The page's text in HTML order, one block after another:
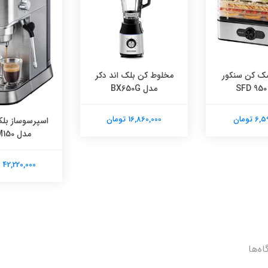
کن سنکور
مخلوط کن بلک اند دکر
مدل BX650G
16,860,000 تومان
اسپرسوساز
مدل ECM150
42,220,000 تومان